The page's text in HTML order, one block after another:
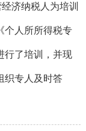
济纳税人为培训
个人所所得税专
行了培训，并现
织专人及时答